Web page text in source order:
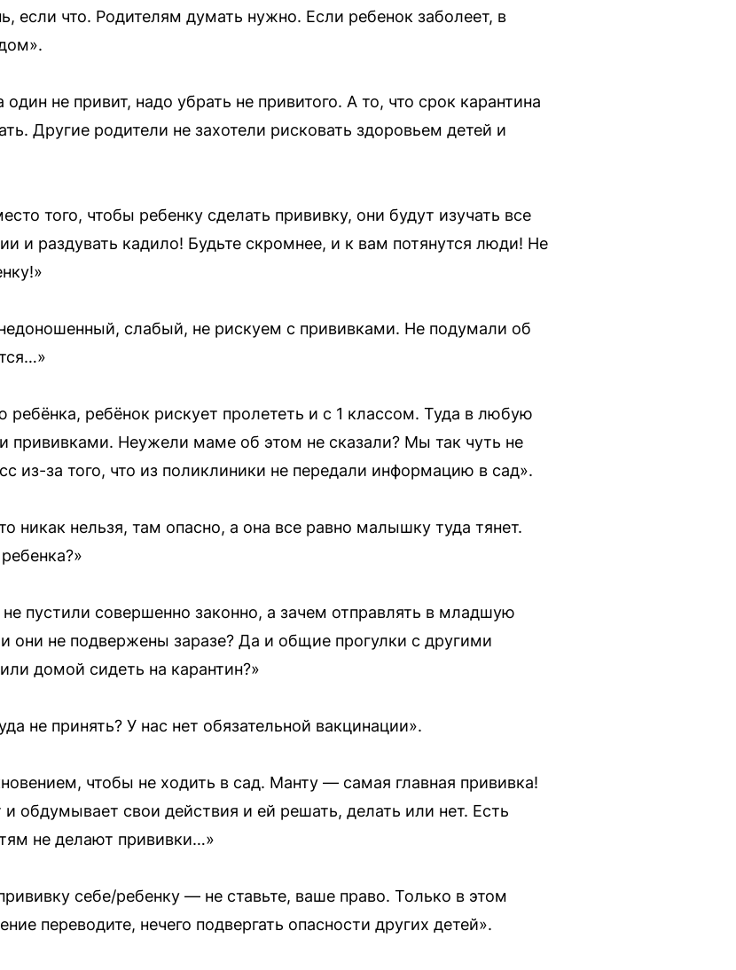
если что. Родителям думать нужно. Если ребенок заболеет, в
не привит, надо убрать не привитого. А то, что срок карантина
Другие родители не захотели рисковать здоровьем детей и
того, чтобы ребенку сделать прививку, они будут изучать все
и раздувать кадило! Будьте скромнее, и к вам потянутся люди! Не
слабый, не рискуем с прививками. Не подумали об
ребёнок рискует пролететь и с 1 классом. Туда в любую
прививками. Неужели маме об этом не сказали? Мы так чуть не
из-за того, что из поликлиники не передали информацию в сад».
никак нельзя, там опасно, а она все равно малышку туда тянет.
пустили совершенно законно, а зачем отправлять в младшую
они не подвержены заразе? Да и общие прогулки с другими
домой сидеть на карантин?»
не принять? У нас нет обязательной вакцинации».
чтобы не ходить в сад. Манту — самая главная прививка!
и обдумывает свои действия и ей решать, делать или нет. Есть
не делают прививки…»
себе/ребенку — не ставьте, ваше право. Только в этом
переводите, нечего подвергать опасности других детей».